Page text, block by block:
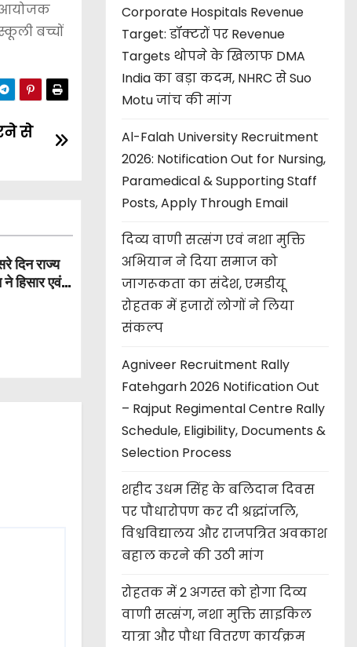
आयोजक
बच्चों
से
दिन राज्य
हिसार एवं
Corporate Hospitals Revenue
Target: डॉक्टरों पर Revenue
Targets थोपने के खिलाफ DMA
India का बड़ा कदम, NHRC से Suo
Motu जांच की मांग
Al-Falah University Recruitment
2026: Notification Out for Nursing,
Paramedical & Supporting Staff
Posts, Apply Through Email
दिव्य वाणी सत्संग एवं नशा मुक्ति
अभियान ने दिया समाज को
जागरूकता का संदेश, एमडीयू
रोहतक में हजारों लोगों ने लिया
संकल्प
Agniveer Recruitment Rally
Fatehgarh 2026 Notification Out
– Rajput Regimental Centre Rally
Schedule, Eligibility, Documents &
Selection Process
शहीद उधम सिंह के बलिदान दिवस
पर पौधारोपण कर दी श्रद्धांजलि,
विश्वविद्यालय और राजपत्रित अवकाश
बहाल करने की उठी मांग
रोहतक में 2 अगस्त को होगा दिव्य
वाणी सत्संग, नशा मुक्ति साइकिल
यात्रा और पौधा वितरण कार्यक्रम